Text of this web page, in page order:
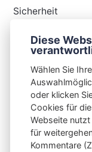
Sicherheit
Thunderbird
Integrating
Diese
Wählen Sie
oder klicken
Cookies für
Webseite
für
Kommentare